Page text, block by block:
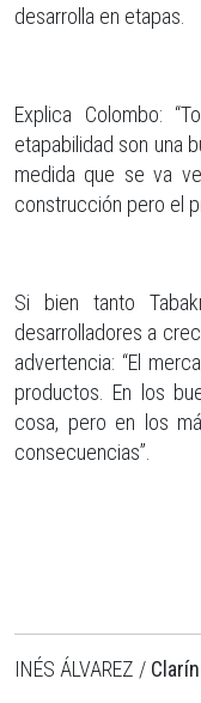
desarrolla en etapas.
Explica Colombo:
etapabilidad son una
medida que se va
construcción pero el
Si bien tanto
desarrolladores a
advertencia: “El
productos. En los
cosa, pero en los
consecuencias”.
INÉS ÁLVAREZ / Clarín